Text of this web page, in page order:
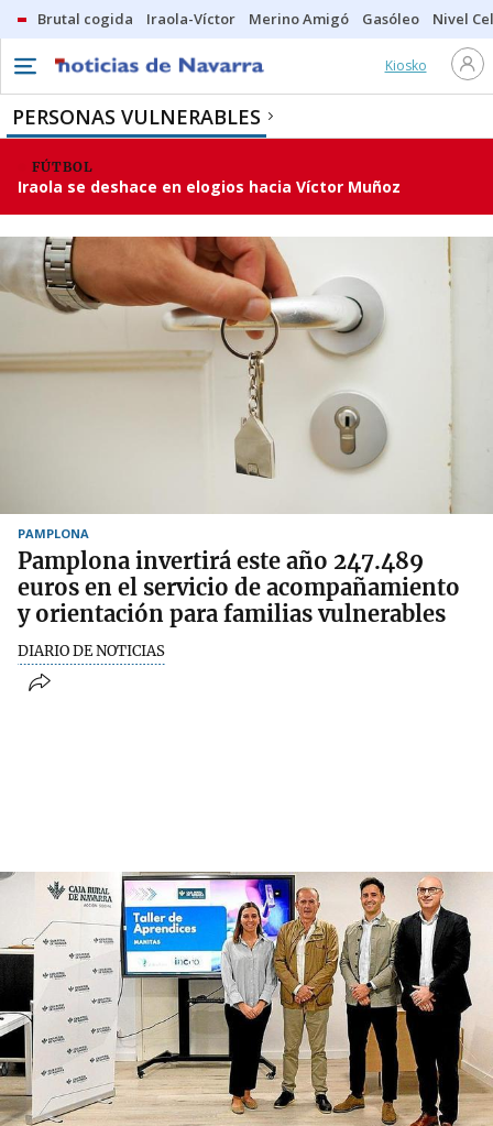
Brutal cogida Iraola-Víctor Merino Amigó Gasóleo Nivel
Kiosko
PERSONAS VULNERABLES
FÚTBOL
Iraola se deshace en elogios hacia Víctor Muñoz
PAMPLONA
Pamplona invertirá este año 247.489
euros en el servicio de acompañamiento
y orientación para familias vulnerables
DIARIO DE NOTICIAS